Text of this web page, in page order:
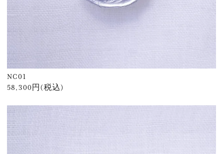
NC01
58,300円(税込)